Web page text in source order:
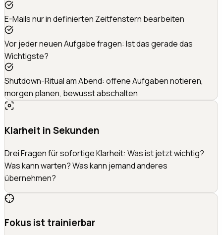
E-Mails nur in definierten Zeitfenstern bearbeiten
Vor jeder neuen Aufgabe fragen: Ist das gerade das
Wichtigste?
Shutdown-Ritual am Abend: offene Aufgaben notieren,
morgen planen, bewusst abschalten
Klarheit in Sekunden
Drei Fragen für sofortige Klarheit: Was ist jetzt wichtig?
Was kann warten? Was kann jemand anderes
übernehmen?
Fokus ist trainierbar